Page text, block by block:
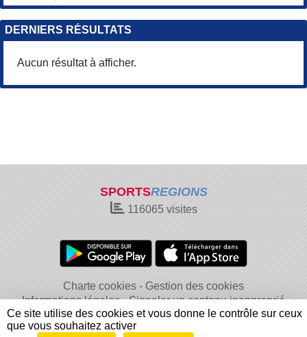
DERNIERS RÉSULTATS
Aucun résultat à afficher.
SPORTSREGIONS
116065 visites
Charte cookies
Gestion des cookies
Informations légales
Signaler un contenu inapproprié
Ce site utilise des cookies et vous donne le contrôle sur ceux
que vous souhaitez activer